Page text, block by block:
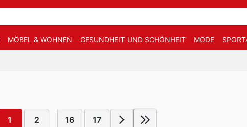
MÖBEL & WOHNEN GESUNDHEIT UND SCHÖNHEIT MODE
1 2 16 17